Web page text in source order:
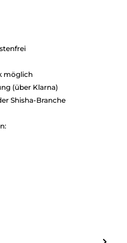
möglich
(über Klarna)
Shisha-Branche